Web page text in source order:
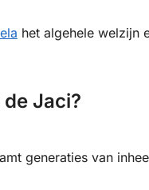
het algehele welzijn
Jaci?
generaties van